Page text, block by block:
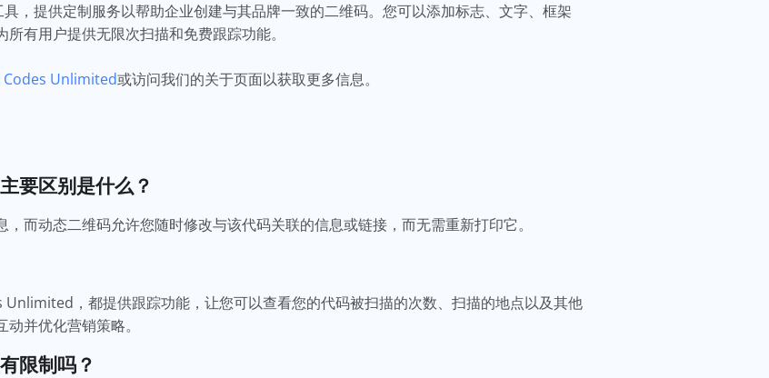
，提供定制服务以帮助企业创建与其品牌一致的二维码。您可以添加标志、文字、框架
有用户提供无限次扫描和免费跟踪功能。
Codes Unlimited或访问我们的关于页面以获取更多信息。
要区别是什么？
而动态二维码允许您随时修改与该代码关联的信息或链接，而无需重新打印它。
Unlimited，都提供跟踪功能，让您可以查看您的代码被扫描的次数、扫描的地点以及其他
并优化营销策略。
限制吗？